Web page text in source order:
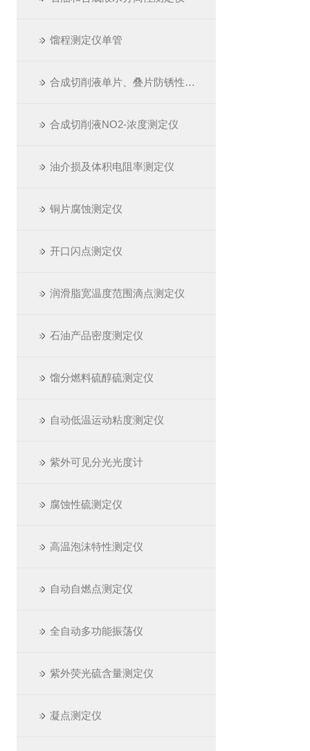
馏程测定仪单管
合成切削液单片、叠片防锈性测定仪
合成切削液NO2-浓度测定仪
油介损及体积电阻率测定仪
铜片腐蚀测定仪
开口闪点测定仪
润滑脂宽温度范围滴点测定仪
石油产品密度测定仪
馏分燃料硫醇硫测定仪
自动低温运动粘度测定仪
紫外可见分光光度计
腐蚀性硫测定仪
高温泡沫特性测定仪
自动自燃点测定仪
全自动多功能振荡仪
紫外荧光硫含量测定仪
凝点测定仪